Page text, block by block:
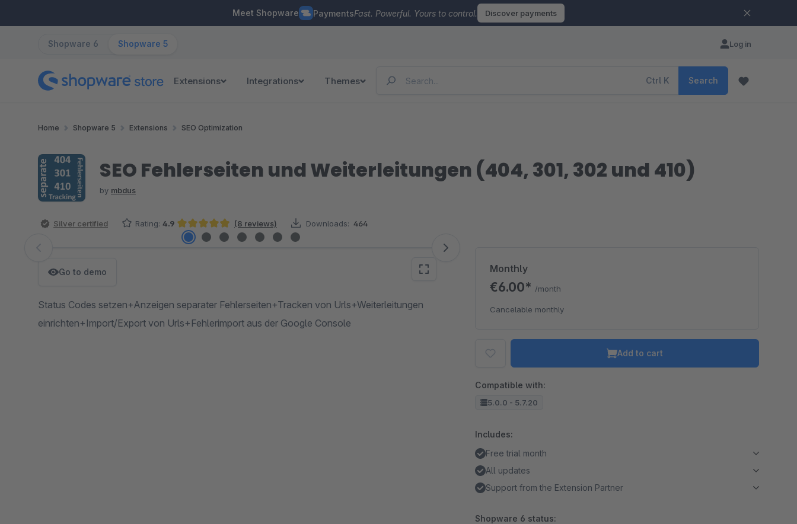
Meet Shopware PaymentsFast. Powerful. Yours to control. Discover payments
Shopware 6 Shopware 5 Log in
Extensions Integrations Themes Ctrl K Search
Home Shopware 5 Extensions SEO Optimization
SEO Fehlerseiten und Weiterleitungen (404, 301, 302 und 410)
by mbdus
Silver certified Rating: 4.9
Average rating of 4.94 out of 5 stars
(8 reviews) Downloads: 464
Skip image gallery
Go to demo
Status Codes setzen+Anzeigen separater Fehlerseiten+Tracken von Urls+Weiterleitungen
einrichten+Import/Export von Urls+Fehlerimport aus der Google Console
Monthly
€6.00* /month
Cancelable monthly
Add to cart
Compatible with:
5.0.0 - 5.7.20
Includes:
Free trial month
All updates
Support from the Extension Partner
Shopware 6 status: